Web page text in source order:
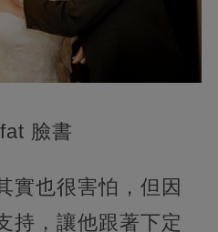
臉書
實也很害怕，但因
持，讓他跟著下定